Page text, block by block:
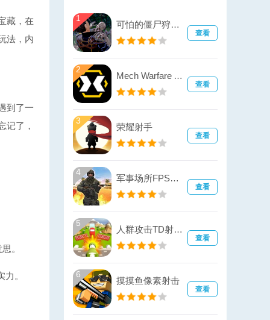
藏，在
法，内
到了一
记了，
。
。
1
可怕的僵尸狩猎（ScaryZombieHunt）
查看
2
Mech Warfare Arena(机甲战竞技场)
查看
3
荣耀射手
查看
4
军事场所FPS射击战
查看
5
人群攻击TD射击战(Imposter Crowd Attack)
查看
6
摸摸鱼像素射击
查看